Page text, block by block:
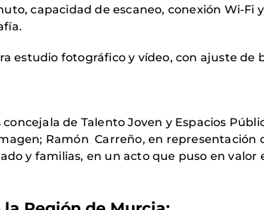
capacidad de escaneo, conexión Wi-Fi
estudio fotográfico y vídeo, con ajuste de
de Talento Joven y Espacios
Ramón Carreño, en representación
y familias, en un acto que puso en valor